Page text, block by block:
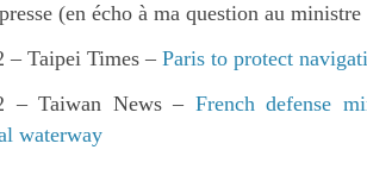
(en écho à ma question au
– Taipei Times – Paris to protect
– Taiwan News – French defense
waterway